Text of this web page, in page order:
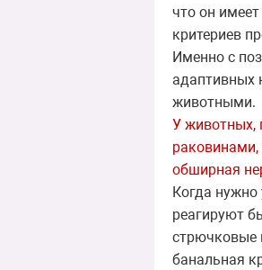
что он
критериев
Именно с
адаптивных
животными.
У животных,
обширная
Когда
реагируют
стрючковые
банальная